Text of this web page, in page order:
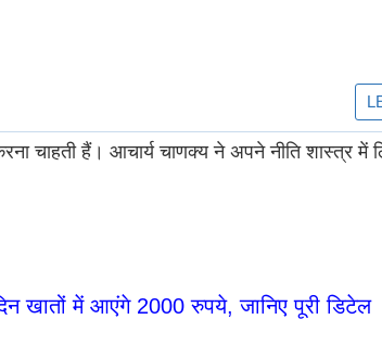
चाहती हैं। आचार्य चाणक्‍य ने अपने नीति शास्‍त्र में
खातों में आएंगे 2000 रुपये, जानिए पूरी डिटेल